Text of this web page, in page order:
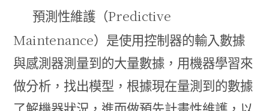
預測性維護（Predictive
Maintenance）是使用控制器的輸入數據
與感測器測量到的大量數據，用機器學習來
做分析，找出模型，根據現在量測到的數據